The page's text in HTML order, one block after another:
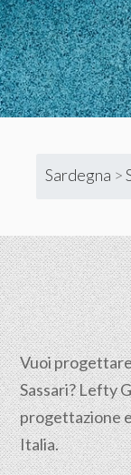
Sardegna >
Vuoi
Sassari? Lefty
progettazione
Italia.